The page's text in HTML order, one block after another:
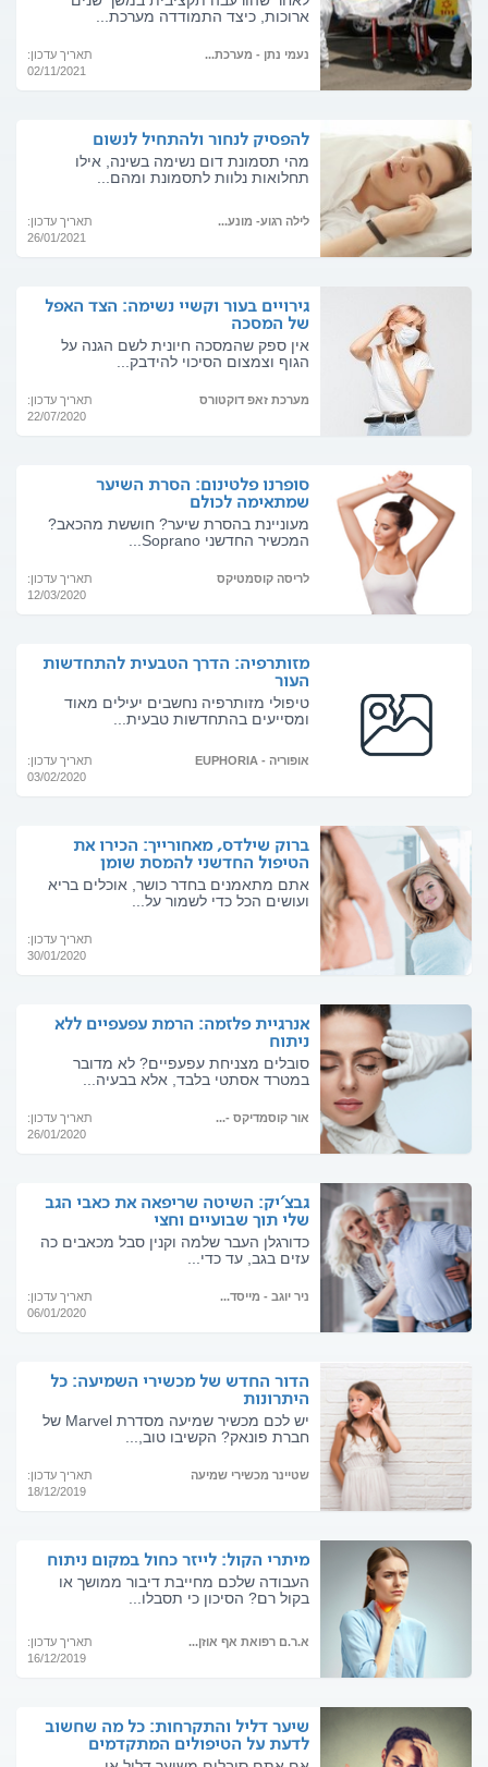
ארוכות, כיצד התמודדה מערכת...
נעמי נתן - מערכת...
תאריך עדכון:
02/11/2021
להפסיק לנחור ולהתחיל לנשום
מהי תסמונת דום נשימה בשינה, אילו
תחלואות נלוות לתסמונת ומהם...
לילה רגוע- מונע...
תאריך עדכון:
26/01/2021
גירויים בעור וקשיי נשימה: הצד האפל
של המסכה
אין ספק שהמסכה חיונית לשם הגנה על
הגוף וצמצום הסיכוי להידבק...
מערכת זאפ דוקטורס
תאריך עדכון:
22/07/2020
סופרנו פלטינום: הסרת השיער
שמתאימה לכולם
מעוניינת בהסרת שיער? חוששת מהכאב?
המכשיר החדשני Soprano...
לריסה קוסמטיקס
תאריך עדכון:
12/03/2020
מזותרפיה: הדרך הטבעית להתחדשות
העור
טיפולי מזותרפיה נחשבים יעילים מאוד
ומסייעים בהתחדשות טבעית...
אופוריה - EUPHORIA
תאריך עדכון:
03/02/2020
ברוק שילדס, מאחורייך: הכירו את
הטיפול החדשני להמסת שומן
אתם מתאמנים בחדר כושר, אוכלים בריא
ועושים הכל כדי לשמור על...
תאריך עדכון:
30/01/2020
אנרגיית פלזמה: הרמת עפעפיים ללא
ניתוח
סובלים מצניחת עפעפיים? לא מדובר
במטרד אסתטי בלבד, אלא בבעיה...
אור קוסמדיקס -...
תאריך עדכון:
26/01/2020
גבצ'יק: השיטה שריפאה את כאבי הגב
שלי תוך שבועיים וחצי
כדורגלן העבר שלמה וקנין סבל מכאבים כה
עזים בגב, עד כדי...
ניר יוגב - מייסד...
תאריך עדכון:
06/01/2020
הדור החדש של מכשירי השמיעה: כל
היתרונות
יש לכם מכשיר שמיעה מסדרת Marvel של
חברת פונאק? הקשיבו טוב,...
שטיינר מכשירי שמיעה
תאריך עדכון:
18/12/2019
מיתרי הקול: לייזר כחול במקום ניתוח
העבודה שלכם מחייבת דיבור ממושך או
בקול רם? הסיכון כי תסבלו...
א.ר.ם רפואת אף אוזן...
תאריך עדכון:
16/12/2019
שיער דליל והתקרחות: כל מה שחשוב
לדעת על הטיפולים המתקדמים